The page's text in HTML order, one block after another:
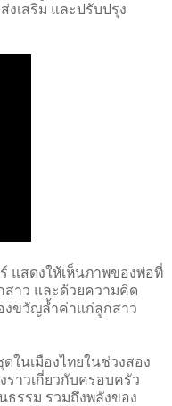
งเสริม และปรับปรุง
แสดงให้เห็นภาพของพ่อที่
าว และด้วยความคิด
งขวัญล้ำค่าแก่ลูกสาว
ในเมืองไทยในช่วงสอง
ราวเกี่ยวกับครอบครัว
รรม รวมถึงพลังของ